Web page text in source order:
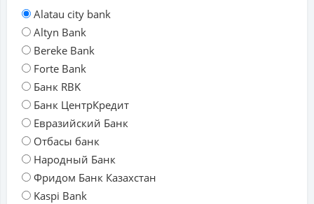
Alatau city bank
Altyn Bank
Bereke Bank
Forte Bank
Банк RBK
Банк ЦентрКредит
Евразийский Банк
Отбасы банк
Народный Банк
Фридом Банк Казахстан
Kaspi Bank